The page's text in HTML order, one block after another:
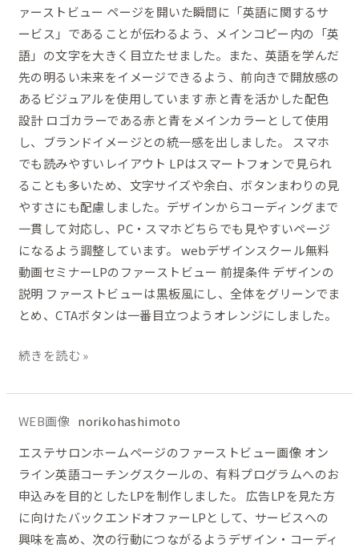
ァーストビュー ページを開いた瞬間に「英語に関するサ
ービス」であることが伝わるよう、メインコピー内の「英
語」の文字を大きく目立たせました。また、英語を学んだ
先の明るい未来をイメージできるよう、前向きで開放感の
あるビジュアルを使用しています 赤と青を活かした配色
設計 ロゴカラーである赤と青をメインカラーとして使用
し、ブランドイメージとの統一感を出しました。 スマホ
でも読みやすいレイアウト LPはスマートフォンで見られ
ることも多いため、文字サイズや余白、ボタンまわりの見
やすさにも配慮しました。デザインからコーディングまで
一貫して対応し、PC・スマホどちらでも見やすいページ
になるよう調整しています。 webデザインスクール無料
動画セミナーLPのファーストビュー 前提条件 デザインの
説明 ファーストビューは黒板風にし、全体をグリーンでま
とめ、CTAボタンは一番目立つようオレンジにしました。
フ
ァ
ー
ス
ト
ビ
ュ
ー
続きを読む »
WEB画像 norikohashimoto
エステサロンホームページのファーストビュー画像 オン
ライン英語コーチングスクールの、有料プログラムへのお
申込みを目的としたLPを制作しました。 広告LPを見た方
に向けたバックエンドオファーLPとして、サービスへの
興味を高め、次の行動につながるようデザイン・コーディ
エ
サ
ロ
ン